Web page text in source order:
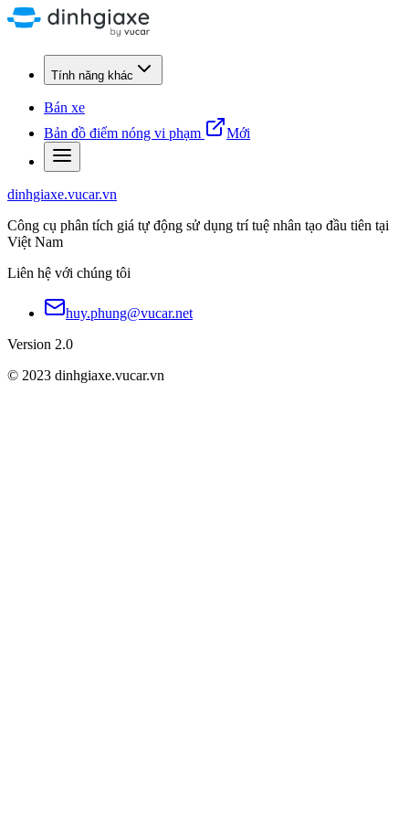
Tính năng khác
Bán xe
Bản đồ điểm nóng vi phạm
Mới
dinhgiaxe.vucar.vn
Công cụ phân tích giá tự động sử dụng trí tuệ nhân tạo đầu tiên tại
Việt Nam
Liên hệ với chúng tôi
huy.phung@vucar.net
Version 2.0
© 2023 dinhgiaxe.vucar.vn